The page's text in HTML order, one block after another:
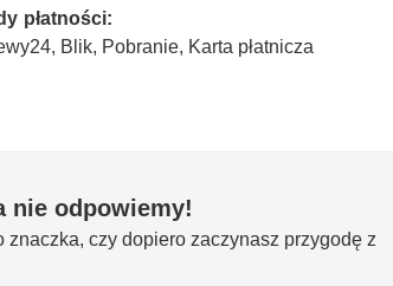
płatności:
Blik, Pobranie, Karta płatnicza
nie odpowiemy!
czy dopiero zaczynasz przygodę z